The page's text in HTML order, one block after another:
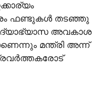
ഫണ്ടുകള്‍ തടഞ്ഞു
അവകാശ
മന്ത്രി അന്ന്